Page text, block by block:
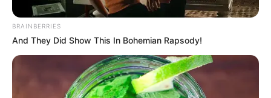
BRAINBERRIES
And They Did Show This In Bohemian Rapsody!